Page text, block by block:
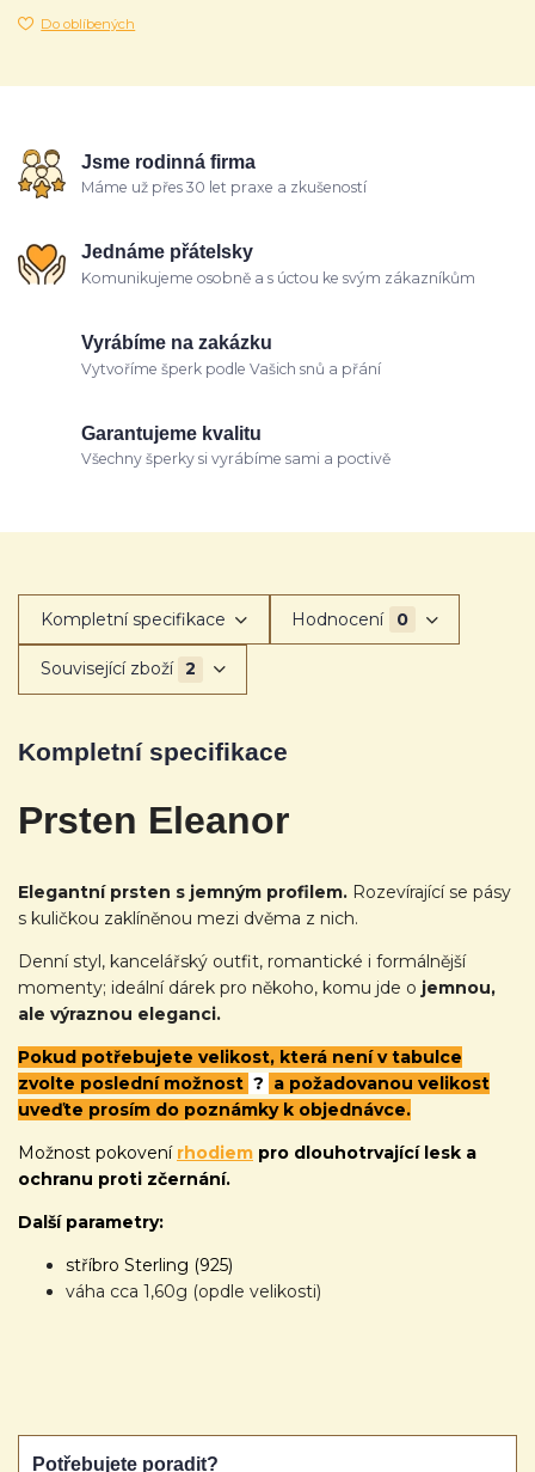
Do oblíbených
Jsme rodinná firma
Máme už přes 30 let praxe a zkušeností
Jednáme přátelsky
Komunikujeme osobně a s úctou ke svým zákazníkům
Vyrábíme na zakázku
Vytvoříme šperk podle Vašich snů a přání
Garantujeme kvalitu
Všechny šperky si vyrábíme sami a poctivě
Kompletní specifikace Hodnocení 0
Související zboží 2
Kompletní specifikace
Prsten Eleanor
Elegantní prsten s jemným profilem. Rozevírající se pásy
s kuličkou zaklíněnou mezi dvěma z nich.
Denní styl, kancelářský outfit, romantické i formálnější
momenty; ideální dárek pro někoho, komu jde o jemnou,
ale výraznou eleganci.
Pokud potřebujete velikost, která není v tabulce
zvolte poslední možnost ? a požadovanou velikost
uveďte prosím do poznámky k objednávce.
Možnost pokovení rhodiem pro dlouhotrvající lesk a
ochranu proti zčernání.
Další parametry:
stříbro Sterling (925)
váha cca 1,60g (opdle velikosti)
Potřebujete poradit?